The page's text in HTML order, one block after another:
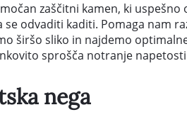
zaščitni kamen, ki
se odvaditi kaditi. Pomaga
širšo sliko in najdemo
sprošča notranje
nega